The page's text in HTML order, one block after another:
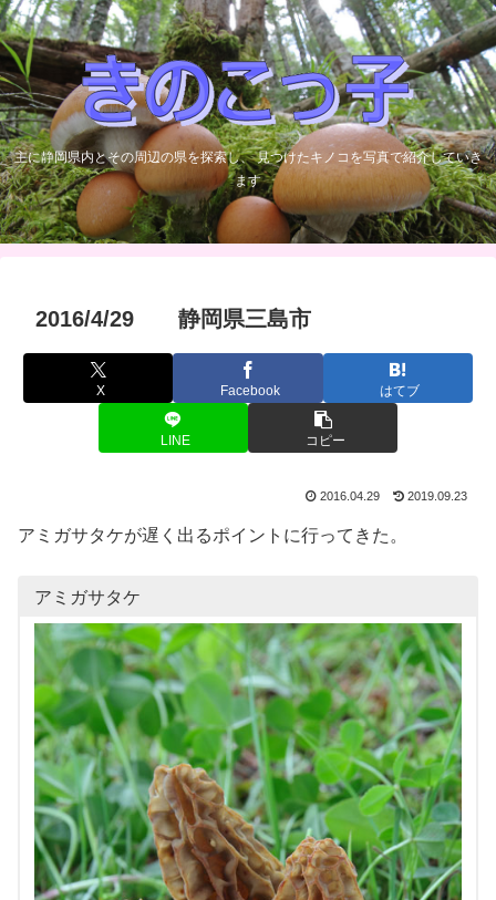
主に静岡県内とその周辺の県を探索し、 見つけたキノコを写真で紹介していき
ます
2016/4/29 静岡県三島市
X Facebook はてブ
LINE コピー
2016.04.29 2019.09.23
アミガサタケが遅く出るポイントに行ってきた。
アミガサタケ